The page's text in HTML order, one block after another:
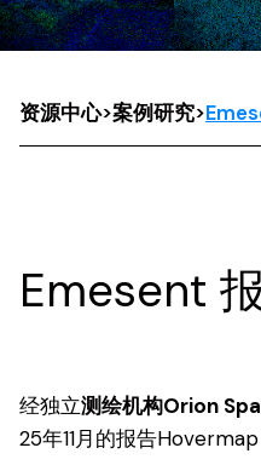
资源中心>案例研究>
Emesent
经独立测绘机构Orion
25年11月的报告